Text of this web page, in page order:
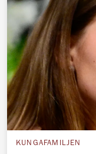
KUNGAFAMILJEN